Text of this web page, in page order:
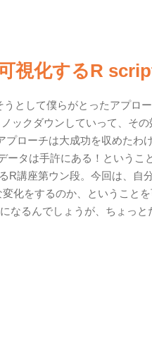
視化するR
として僕らがとったアプロー
ックダウンしていって、その
ローチは大成功を収めたわ
ータは手許にある！というこ
R講座第ウン段。今回は、自
化をするのか、ということ
なるんでしょうが、ちょっと